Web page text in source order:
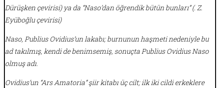
Dürüşken çevirisi) ya da “Naso’dan öğrendik bütün bunları” (. Z.
Eyüboğlu çevirisi)
Naso, Publius Ovidius’un lakabı; burnunun haşmeti nedeniyle bu
ad takılmış, kendi de benimsemiş, sonuçta Publius Ovidius Naso
olmuş adı.
Ovidius’un “Ars Amatoria” şiir kitabı üç cilt; ilk iki cildi erkeklere